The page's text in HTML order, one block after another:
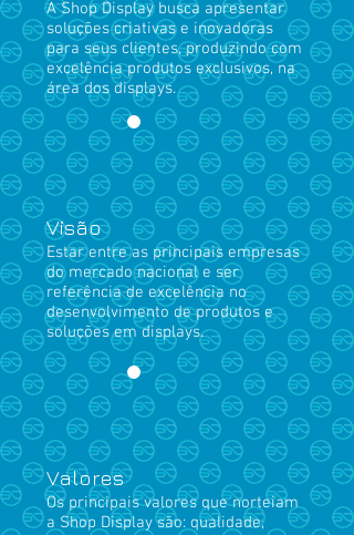
A Shop Display busca apresentar
soluções criativas e inovadoras
para seus clientes, produzindo com
excelência produtos exclusivos, na
área dos displays.
Visão
Estar entre as principais empresas
do mercado nacional e ser
referência de excelência no
desenvolvimento de produtos e
soluções em displays.
Valores
Os principais valores que norteiam
a Shop Display são: qualidade,